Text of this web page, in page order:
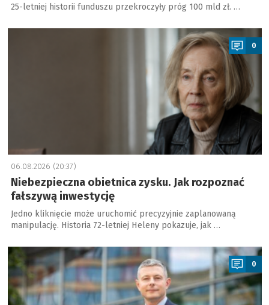
25-letniej historii funduszu przekroczyły próg 100 mld zł. …
a
0
06.08.2026 (20:37)
Niebezpieczna obietnica zysku. Jak rozpoznać
fałszywą inwestycję
Jedno kliknięcie może uruchomić precyzyjnie zaplanowaną
manipulację. Historia 72-letniej Heleny pokazuje, jak …
a
0